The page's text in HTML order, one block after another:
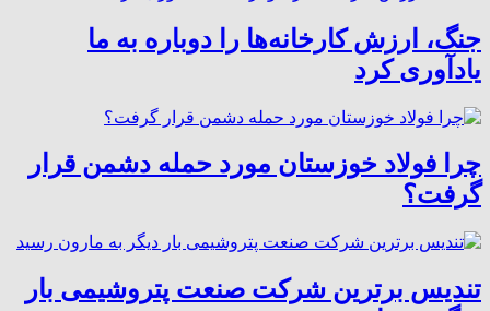
جنگ، ارزش کارخانه‌ها را دوباره به ما
یادآوری کرد
چرا فولاد خوزستان مورد حمله دشمن قرار
گرفت؟
تندیس برترین شرکت صنعت پتروشیمی بار